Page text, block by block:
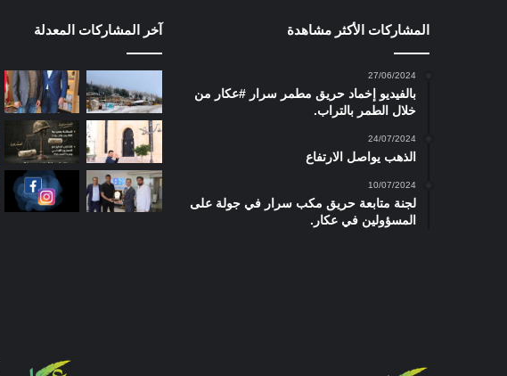
المشاركات الأكثر مشاهدة
27/06/2024
بالفيديو إخماد حريق مطمر سرار #عكار من
خلال الطمر بالتراب.
24/07/2024
الذهب يواصل الارتفاع
10/07/2024
لجنة متابعة حريق مكب سرار في جولة على
المسؤولين في عكار.
آخر المشاركات المعدلة